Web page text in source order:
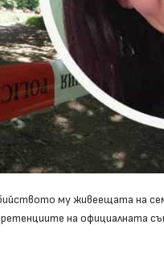
му живеещата на
на официалната